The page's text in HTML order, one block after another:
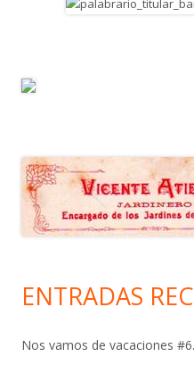
ENTRADAS
Nos vamos de vacaciones